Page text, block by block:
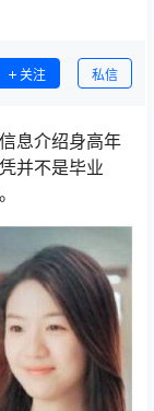
关注 私信
息介绍身高年
并不是毕业